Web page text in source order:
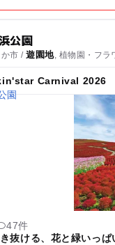
公園
か市 /遊園地, 植物園・フラ
Carnival 2026
47件
抜ける、花と緑いっぱ